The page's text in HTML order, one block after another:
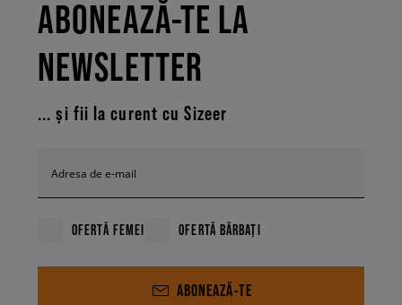
ABONEAZĂ-TE LA
NEWSLETTER
... și fii la curent cu Sizeer
Adresa de e-mail
OFERTĂ FEMEI OFERTĂ BĂRBAȚI
ABONEAZĂ-TE